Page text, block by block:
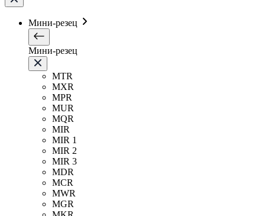
Мини-резец
Мини-резец
MTR
MXR
MPR
MUR
MQR
MIR
MIR 1
MIR 2
MIR 3
MDR
MCR
MWR
MGR